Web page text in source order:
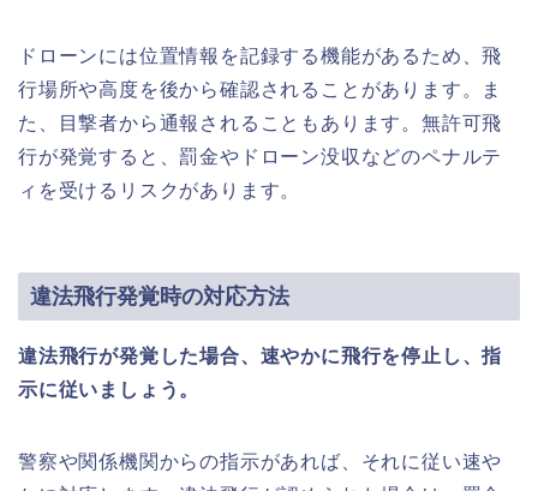
ドローンには位置情報を記録する機能があるため、飛
行場所や高度を後から確認されることがあります。ま
た、目撃者から通報されることもあります。無許可飛
行が発覚すると、罰金やドローン没収などのペナルテ
ィを受けるリスクがあります。
違法飛行発覚時の対応方法
違法飛行が発覚した場合、速やかに飛行を停止し、指
示に従いましょう。
警察や関係機関からの指示があれば、それに従い速や